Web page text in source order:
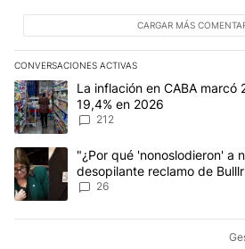
CARGAR MÁS
CONVERSACIONES ACTIVAS
Este listado muestra los artículos con
Un artículo de tendencia con el título
La inflación en CABA marcó
19,4% en 2026
212
Un artículo de tendencia con el título
"¿Por qué 'nonoslodieron' a
desopilante reclamo de
Malvinas
26